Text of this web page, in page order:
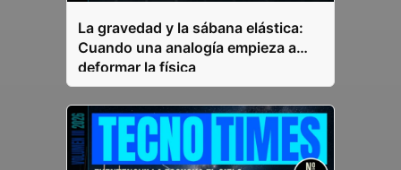
La gravedad y la sábana elástica:
Cuando una analogía empieza a
deformar la física